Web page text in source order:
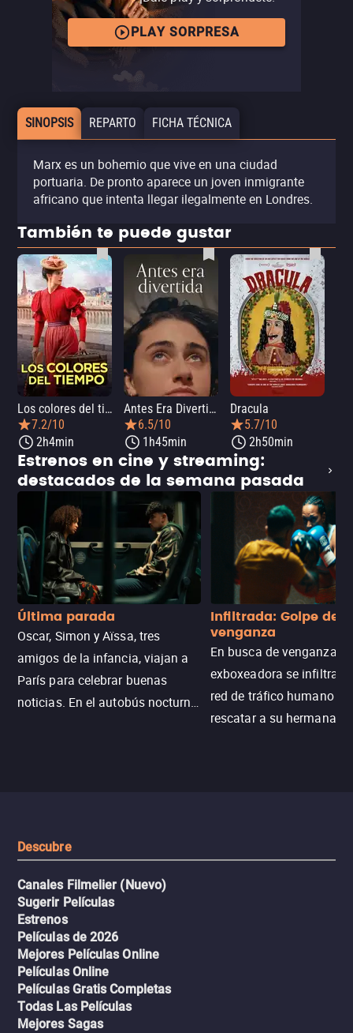
PLAY SORPRESA
SINOPSIS REPARTO FICHA TÉCNICA
Marx es un bohemio que vive en una ciudad
portuaria. De pronto aparece un joven inmigrante
africano que intenta llegar ilegalmente en Londres.
También te puede gustar
Los colores del tiempo
7.2/10
2h4min
Antes Era Divertida
6.5/10
1h45min
Dracula
5.7/10
2h50min
Estrenos en cine y streaming:
destacados de la semana pasada
Última parada
Oscar, Simon y Aïssa, tres
amigos de la infancia, viajan a
París para celebrar buenas
noticias. En el autobús nocturno
Infiltrada: Golpe de
venganza
En busca de venganza,
exboxeadora se infiltra
red de tráfico humano
rescatar a su hermana
Descubre
Canales Filmelier (Nuevo)
Sugerir Películas
Estrenos
Películas de 2026
Mejores Películas Online
Películas Online
Películas Gratis Completas
Todas Las Películas
Mejores Sagas